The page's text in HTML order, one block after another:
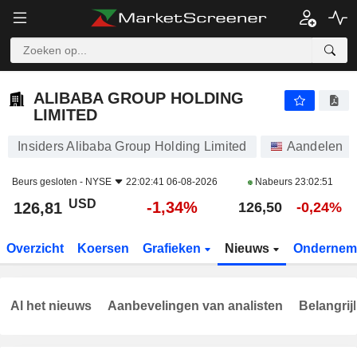
ALIBABA GROUP HOLDING
LIMITED
Insiders Alibaba Group Holding Limited Aandelen
Beurs gesloten - NYSE 22:02:41 06-08-2026 Nabeurs 23:02:51
126,81 USD -1,34% 126,50 -0,24%
Overzicht Koersen Grafieken Nieuws
Al het nieuws Aanbevelingen van analisten